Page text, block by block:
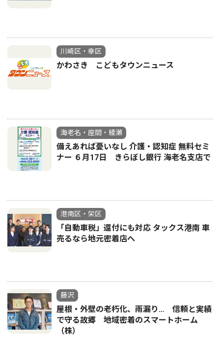
川崎区・幸区
かわさき こどもタウンニュース
海老名・座間・綾瀬
備えあれば憂いなし 介護・認知症 無料セミ
ナー ６月17日 きらぼし銀行 海老名支店で
港南区・栄区
「自動車税」還付にも対応 タックス港南 車
売るなら地元密着店へ
藤沢
屋根・外壁の老朽化、雨漏り… 信頼と実績
で守る故郷 地域密着のスマートホーム
（株）